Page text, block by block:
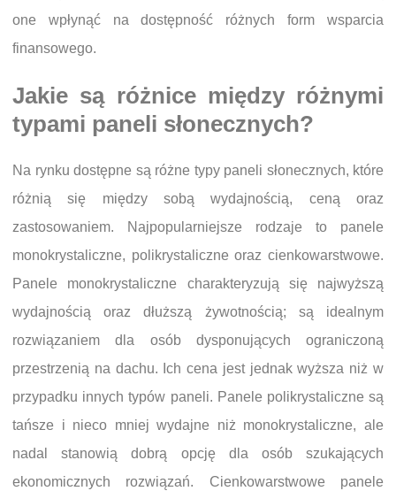
one wpłynąć na dostępność różnych form wsparcia
finansowego.
Jakie są różnice między różnymi
typami paneli słonecznych?
Na rynku dostępne są różne typy paneli słonecznych, które
różnią się między sobą wydajnością, ceną oraz
zastosowaniem. Najpopularniejsze rodzaje to panele
monokrystaliczne, polikrystaliczne oraz cienkowarstwowe.
Panele monokrystaliczne charakteryzują się najwyższą
wydajnością oraz dłuższą żywotnością; są idealnym
rozwiązaniem dla osób dysponujących ograniczoną
przestrzenią na dachu. Ich cena jest jednak wyższa niż w
przypadku innych typów paneli. Panele polikrystaliczne są
tańsze i nieco mniej wydajne niż monokrystaliczne, ale
nadal stanowią dobrą opcję dla osób szukających
ekonomicznych rozwiązań. Cienkowarstwowe panele